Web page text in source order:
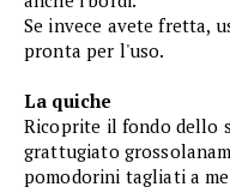
Se invece avete fretta,
pronta per l'uso.
La quiche
Ricoprite il fondo dello
grattugiato
pomodorini tagliati a